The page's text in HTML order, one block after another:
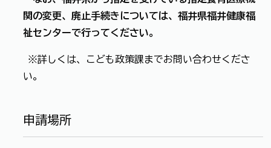
関の変更、廃止手続きについては、福井県福井健康福
祉センターで行ってください。
※詳しくは、こども政策課までお問い合わせくださ
い。
申請場所